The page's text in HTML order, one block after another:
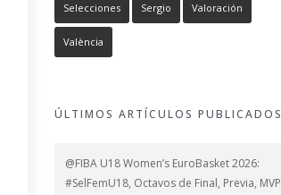
Selecciones Sergio Valoración
València
ÚLTIMOS ARTÍCULOS PUBLICADOS
@FIBA U18 Women’s EuroBasket 2026:
#SelFemU18, Octavos de Final, Previa, MVP